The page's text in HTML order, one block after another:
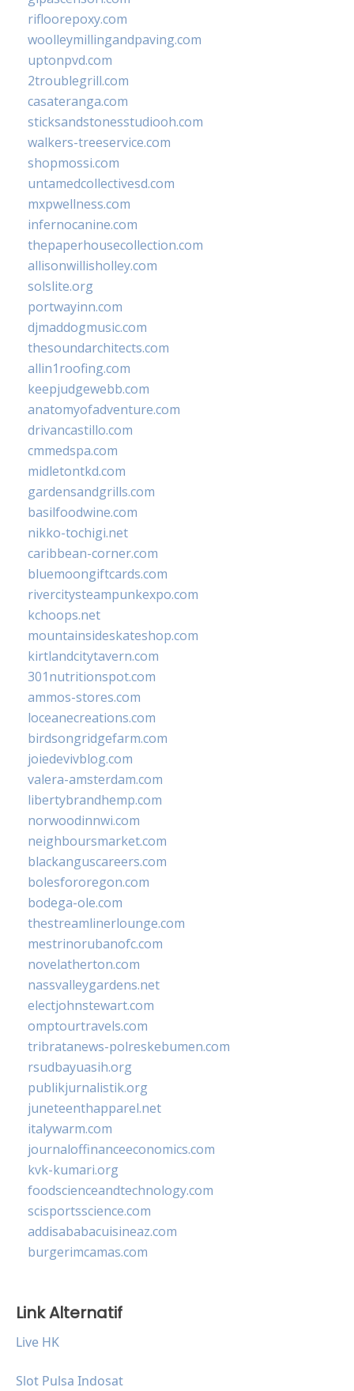
rifloorepoxy.com
woolleymillingandpaving.com
uptonpvd.com
2troublegrill.com
casateranga.com
sticksandstonesstudiooh.com
walkers-treeservice.com
shopmossi.com
untamedcollectivesd.com
mxpwellness.com
infernocanine.com
thepaperhousecollection.com
allisonwillisholley.com
solslite.org
portwayinn.com
djmaddogmusic.com
thesoundarchitects.com
allin1roofing.com
keepjudgewebb.com
anatomyofadventure.com
drivancastillo.com
cmmedspa.com
midletontkd.com
gardensandgrills.com
basilfoodwine.com
nikko-tochigi.net
caribbean-corner.com
bluemoongiftcards.com
rivercitysteampunkexpo.com
kchoops.net
mountainsideskateshop.com
kirtlandcitytavern.com
301nutritionspot.com
ammos-stores.com
loceanecreations.com
birdsongridgefarm.com
joiedevivblog.com
valera-amsterdam.com
libertybrandhemp.com
norwoodinnwi.com
neighboursmarket.com
blackanguscareers.com
bolesfororegon.com
bodega-ole.com
thestreamlinerlounge.com
mestrinorubanofc.com
novelatherton.com
nassvalleygardens.net
electjohnstewart.com
omptourtravels.com
tribratanews-polreskebumen.com
rsudbayuasih.org
publikjurnalistik.org
juneteenthapparel.net
italywarm.com
journaloffinanceeconomics.com
kvk-kumari.org
foodscienceandtechnology.com
scisportsscience.com
addisababacuisineaz.com
burgerimcamas.com
Link Alternatif
Live HK
Slot Pulsa Indosat